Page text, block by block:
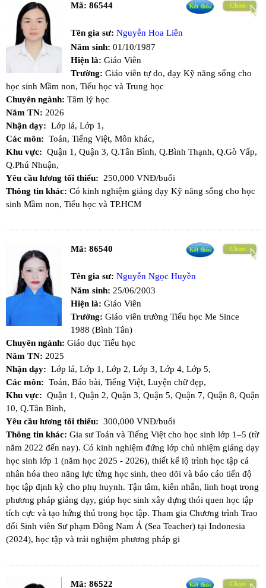
Mã: 86544
Tên gia sư: Nguyễn Hoa Liên
Năm sinh: 01/10/1987
Hiện là: Giáo Viên
Trường: Giáo viên tự do, dạy Kỹ năng sống cho
học sinh Mầm non, Tiểu học và Trung học
Chuyên ngành: Tâm lý học
Năm TN: 2026
Nhận dạy: Lớp lá, Lớp 1,
Các môn: Toán, Tiếng Việt, Môn khác,
Khu vực: Quận 1, Quận 3, Q.Tân Bình, Q.Bình Thạnh, Q.Gò Vấp,
Q.Phú Nhuận,
Yêu cầu lương tối thiểu:
250,000 VNĐ/buổi
Thông tin khác: Có kinh nghiệm giảng dạy Kỹ năng sống cho học
sinh Mầm non, Tiểu học và TP.HCM
Mã: 86540
Tên gia sư: Nguyễn Ngọc Huyền
Năm sinh: 25/06/2003
Hiện là: Giáo Viên
Trường: Giáo viên trường Tiểu học Me Since
1988 (Bình Tân)
Chuyên ngành: Giáo dục Tiểu học
Năm TN: 2025
Nhận dạy: Lớp lá, Lớp 1, Lớp 2, Lớp 3, Lớp 4, Lớp 5,
Các môn: Toán, Báo bài, Tiếng Việt, Luyện chữ đẹp,
Khu vực: Quận 1, Quận 2, Quận 3, Quận 5, Quận 7, Quận 8, Quận
10, Q.Tân Bình,
Yêu cầu lương tối thiểu: 300,000 VNĐ/buổi
Thông tin khác: Gia sư Toán và Tiếng Việt cho học sinh lớp 1–5 (từ
năm 2022 đến nay). Có kinh nghiệm đứng lớp chủ nhiệm giảng dạy
học sinh lớp 1 (năm học 2025 - 2026), thiết kế lộ trình học tập cá
nhân hóa theo năng lực từng học sinh, theo dõi và báo cáo tiến độ
học tập định kỳ cho phụ huynh. Tận tâm, kiên nhẫn, linh hoạt trong
phương pháp giảng dạy, giúp học sinh xây dựng thói quen học tập
tích cực và tạo hứng thú trong học tập. Tham gia Chương trình Trao
đổi Sinh viên Sư phạm Đông Nam Á (Sea Teacher) tại Indonesia
(2024), học tập và trải nghiệm phương pháp gi
Mã: 86522